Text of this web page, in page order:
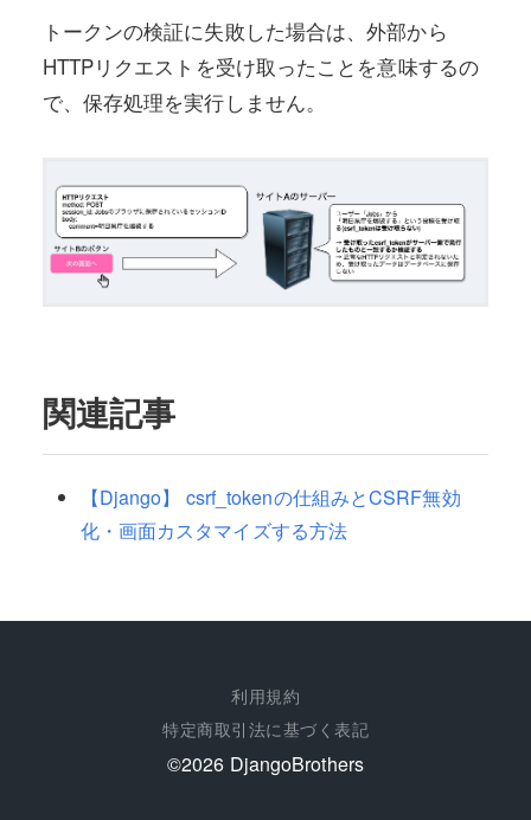
トークンの検証に失敗した場合は、外部から
HTTPリクエストを受け取ったことを意味するの
で、保存処理を実行しません。
関連記事
【Django】 csrf_tokenの仕組みとCSRF無効
化・画面カスタマイズする方法
利用規約
特定商取引法に基づく表記
©︎2026 DjangoBrothers